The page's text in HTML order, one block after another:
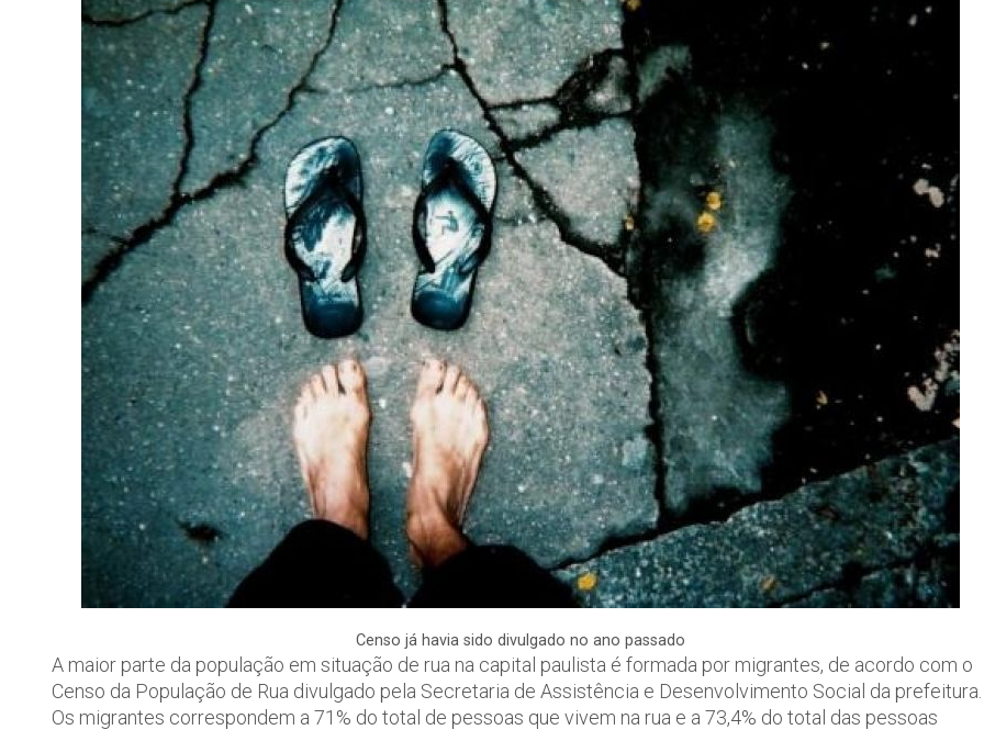
Censo já havia sido divulgado no ano passado
A maior parte da população em situação de rua na capital paulista é formada por migrantes, de acordo com o
Censo da População de Rua divulgado pela Secretaria de Assistência e Desenvolvimento Social da prefeitura.
Os migrantes correspondem a 71% do total de pessoas que vivem na rua e a 73,4% do total das pessoas